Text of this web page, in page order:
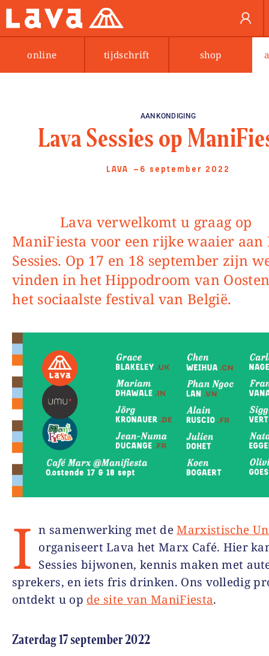
online tijdschrift shop
AANKONDIGING
Lava Sessies op
LAVA —6 september 2022
Lava verwelkomt u graag op
ManiFiesta voor een rijke waaier aan
Sessies. Op 17 en 18 september zijn
vinden in het Hippodroom van
het sociaalste festival van België.
I n samenwerking met deMarxistische
organiseert Lava het Marx Café. Hier
Sessies bijwonen, kennis maken met
sprekers, en iets fris drinken. Ons volledig
ontdekt u op de site van ManiFiesta.
Zaterdag 17 september 2022